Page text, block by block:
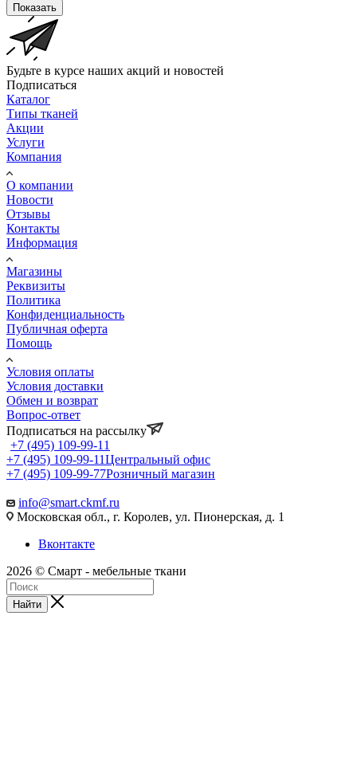
Показать
Будьте в курсе наших акций и новостей
Подписаться
Каталог
Типы тканей
Акции
Услуги
Компания
О компании
Новости
Отзывы
Контакты
Информация
Магазины
Реквизиты
Политика
Конфиденциальность
Публичная оферта
Помощь
Условия оплаты
Условия доставки
Обмен и возврат
Вопрос-ответ
Подписаться на рассылку
+7 (495) 109-99-11
+7 (495) 109-99-11Центральный офис
+7 (495) 109-99-77Розничный магазин
info@smart.ckmf.ru
Московская обл., г. Королев, ул. Пионерская, д. 1
Вконтакте
2026 © Смарт - мебельные ткани
Найти